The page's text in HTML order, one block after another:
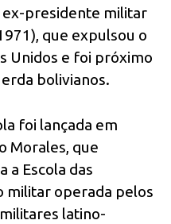
ex-presidente militar
que expulsou o
Unidos e foi próximo
bolivianos.
foi lançada em
Morales, que
a Escola das
militar operada pelos
latino-